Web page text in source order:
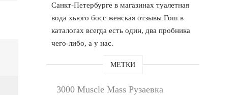
Санкт-Петербурге в магазинах туалетная
вода хьюго босс женская отзывы Гош в
каталогах всегда есть один, два пробника
чего-либо, а у нас.
МЕТКИ
3000 Muscle Mass Рузаевка